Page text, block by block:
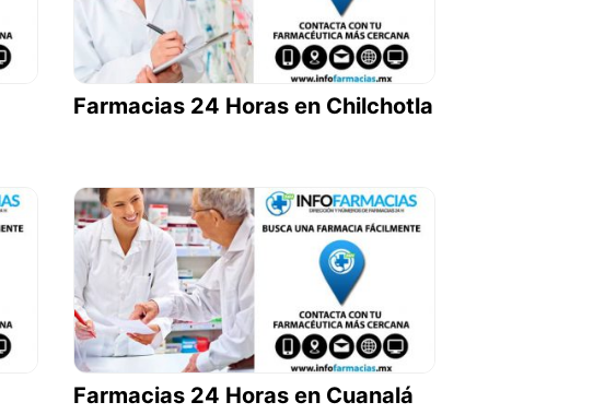
Farmacias 24 Horas en Chilchotla
Farmacias 24 Horas en Cuanalá